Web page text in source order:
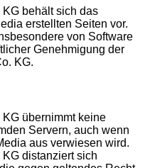
behält sich das
erstellten Seiten vor.
von Software
Genehmigung der
KG.
übernimmt keine
Servern, auch wenn
aus verwiesen wird.
distanziert sich